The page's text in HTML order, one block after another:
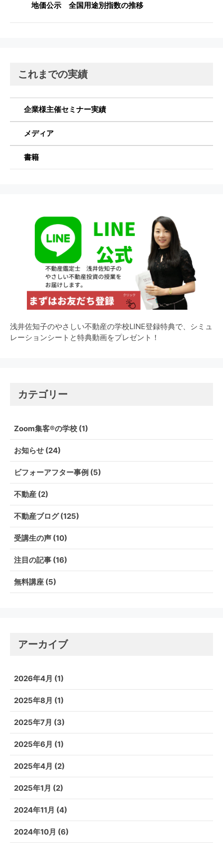
地価公示 全国用途別指数の推移
これまでの実績
企業様主催セミナー実績
メディア
書籍
浅井佐知子のやさしい不動産の学校LINE登録特典で、シミュ
レーションシートと特典動画をプレゼント！
カテゴリー
Zoom集客®の学校(1)
お知らせ(24)
ビフォーアフター事例(5)
不動産(2)
不動産ブログ(125)
受講生の声(10)
注目の記事(16)
無料講座(5)
アーカイブ
2026年4月 (1)
2025年8月 (1)
2025年7月 (3)
2025年6月 (1)
2025年4月 (2)
2025年1月 (2)
2024年11月 (4)
2024年10月 (6)